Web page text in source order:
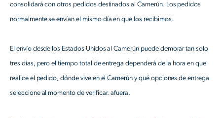
consolidará con otros pedidos destinados al Camerún. Los pedidos
normalmente se envían el mismo día en que los recibimos.
El envío desde los Estados Unidos al Camerún puede demorar tan solo
tres días, pero el tiempo total de entrega dependerá de la hora en que
realice el pedido, dónde vive en el Camerún y qué opciones de entrega
seleccione al momento de verificar. afuera.